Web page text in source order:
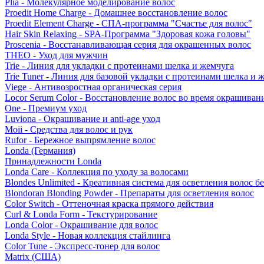
Plia - Молекулярное моделирование волос
Proedit Home Charge - Домашнее восстановление волос
Proedit Element Charge - СПА-программа "Счастье для волос"
Hair Skin Relaxing - SPA-Программа "Здоровая кожа головы"
Proscenia - Восстанавливающая серия для окрашенных волос
THEO - Уход для мужчин
Trie - Линия для укладки с протеинами шелка и жемчуга
Trie Tuner - Линия для базовой укладки с протеинами шелка и
Viege - Антивозростная органическая серия
Locor Serum Color - Восстановление волос во время
One - Премиум уход
Luviona - Окрашивание и anti-age уход
Moii - Средства для волос и рук
Rufor - Бережное выпрямление волос
Londa (Германия)
Принадлежности Londa
Londa Care - Коллекция по уходу за волосами
Blondes Unlimited - Креативная система для осветления волос
Blondoran Blonding Powder - Препараты для осветления волос
Color Switch - Оттеночная краска прямого действия
Curl & Londa Form - Текстурирование
Londa Color - Окрашивание для волос
Londa Style - Новая коллекция стайлинга
Color Tune - Экспресс-тонер для волос
Matrix (США)